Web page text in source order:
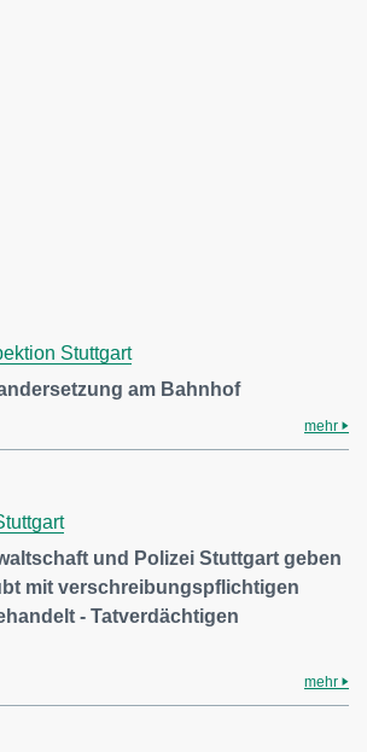
Stuttgart
am Bahnhof
mehr
und Polizei Stuttgart geben
mit verschreibungspflichtigen
- Tatverdächtigen
mehr